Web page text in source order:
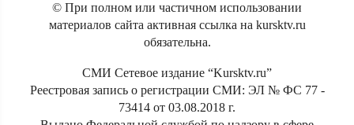
© При полном или частичном использовании
материалов сайта активная ссылка на kursktv.ru
обязательна.
СМИ Сетевое издание “Kursktv.ru”
Реестровая запись о регистрации СМИ: ЭЛ № ФС 77 -
73414 от 03.08.2018 г.